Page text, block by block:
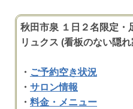
秋田市泉 １日２名限定・
リュクス (看板のない隠れ
・ ご予約空き状況
・ サロン情報
・ 料金・メニュー